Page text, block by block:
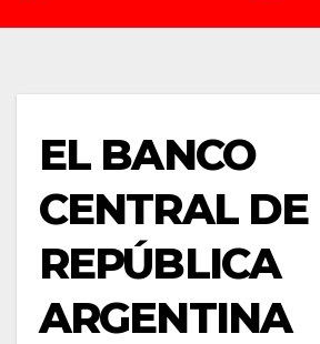
EL BANCO
CENTRAL
REPÚBLICA
ARGENTINA